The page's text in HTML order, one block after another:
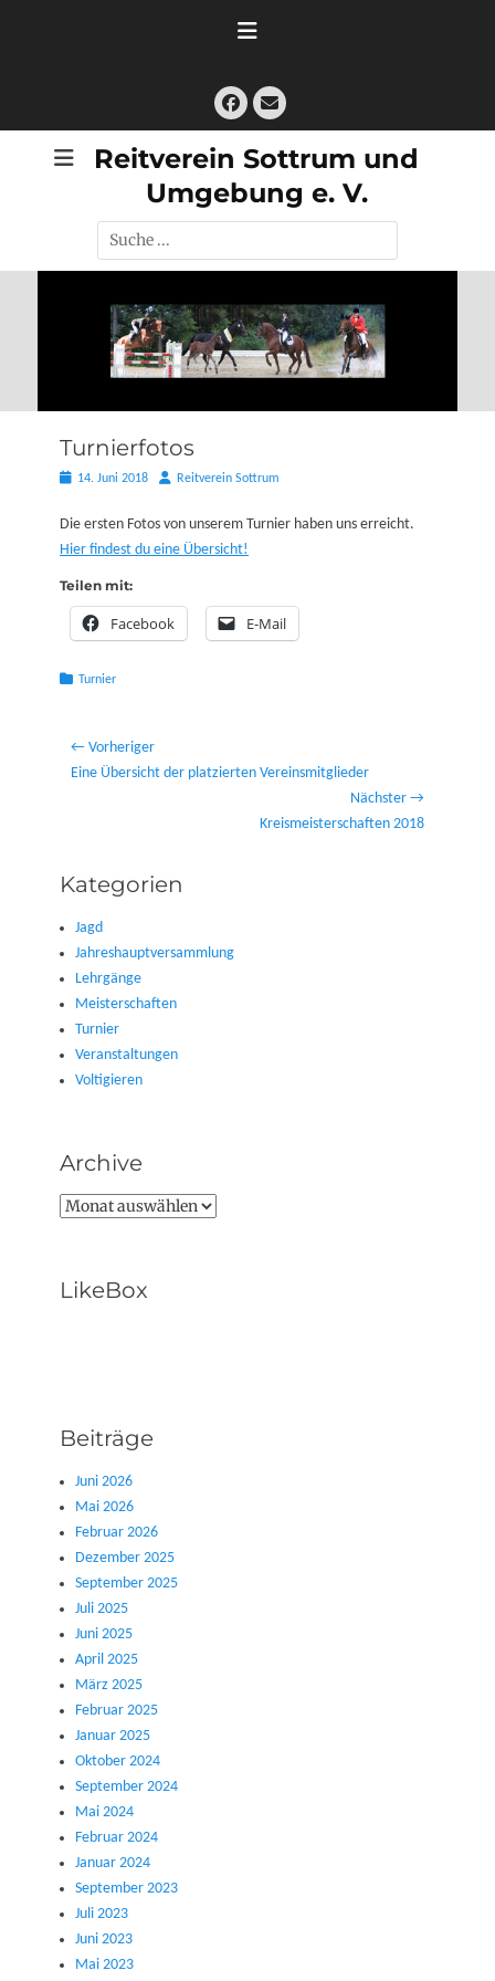
Facebook
E-
Mail
Reitverein Sottrum und
Umgebung e. V.
Suche
nach:
Turnierfotos
Posted14. Juni 2018 AutorReitverein Sottrum
Die ersten Fotos von unserem Turnier haben uns erreicht.
Hier findest du eine Übersicht!
Teilen mit:
Facebook E-Mail
Kategorien
Turnier
Beitragsnavigation
← Vorheriger
Vorheriger
Eine Übersicht der platzierten Vereinsmitglieder
Nächster →
Kreismeisterschaften 2018
Kategorien
Jagd
Jahreshauptversammlung
Lehrgänge
Meisterschaften
Turnier
Veranstaltungen
Voltigieren
Archive
Archive
LikeBox
Beiträge
Juni 2026
Mai 2026
Februar 2026
Dezember 2025
September 2025
Juli 2025
Juni 2025
April 2025
März 2025
Februar 2025
Januar 2025
Oktober 2024
September 2024
Mai 2024
Februar 2024
Januar 2024
September 2023
Juli 2023
Juni 2023
Mai 2023